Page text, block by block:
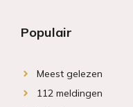
Populair
Meest gelezen
112 meldingen